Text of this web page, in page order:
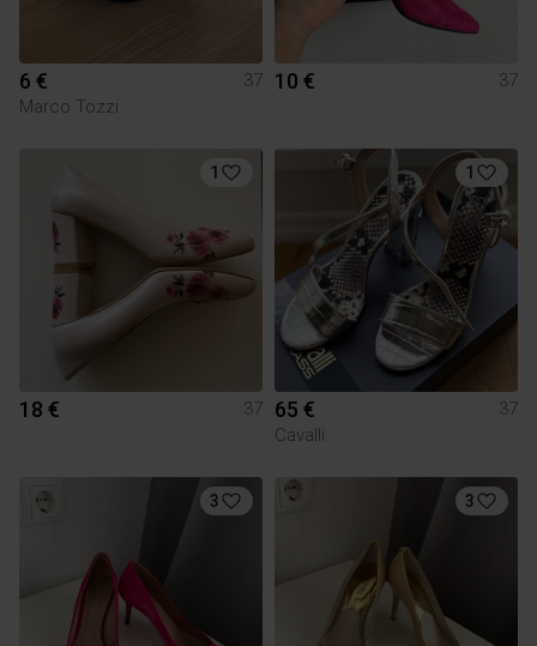
6 €
37
Marco Tozzi
10 € 37
1
18 € 37
1
65 €
37
Cavalli
3 3